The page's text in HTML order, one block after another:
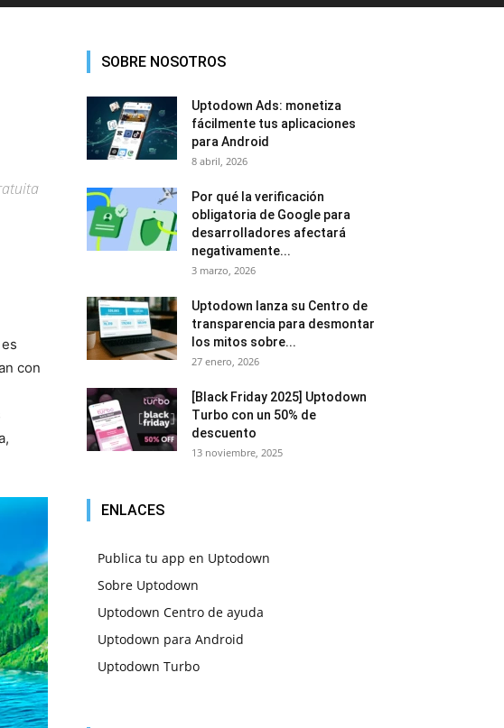
con
SOBRE NOSOTROS
Uptodown Ads: monetiza
fácilmente tus aplicaciones
para Android
8 abril, 2026
Por qué la verificación
obligatoria de Google para
desarrolladores afectará
negativamente...
3 marzo, 2026
Uptodown lanza su Centro de
transparencia para desmontar
los mitos sobre...
27 enero, 2026
[Black Friday 2025] Uptodown
Turbo con un 50% de
descuento
13 noviembre, 2025
ENLACES
Publica tu app en Uptodown
Sobre Uptodown
Uptodown Centro de ayuda
Uptodown para Android
Uptodown Turbo